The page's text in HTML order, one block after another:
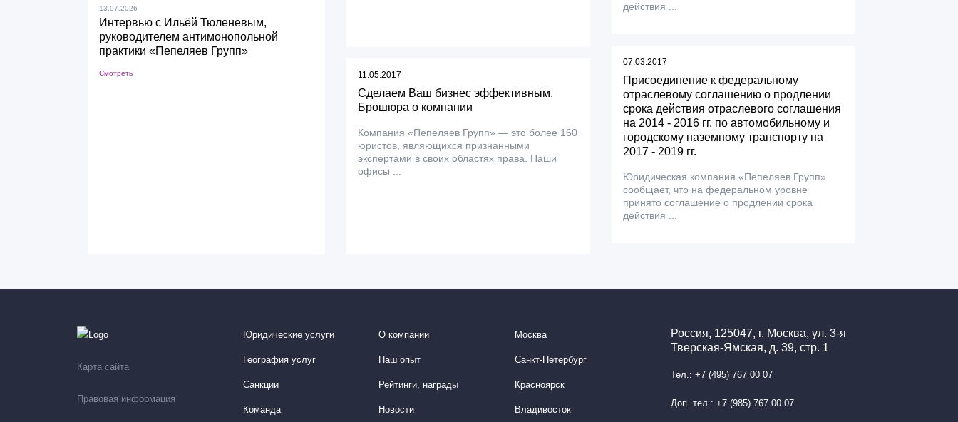
13.07.2026
Интервью с Ильёй Тюленевым,
руководителем антимонопольной
практики «Пепеляев Групп»
Смотреть 11.05.2017
Сделаем Ваш бизнес эффективным.
Брошюра о компании
Компания «Пепеляев Групп» — это более 160
юристов, являющихся признанными
экспертами в своих областях права. Наши
офисы ...
действия ...
07.03.2017
Присоединение к федеральному
отраслевому соглашению о продлении
срока действия отраслевого соглашения
на 2014 - 2016 гг. по автомобильному и
городскому наземному транспорту на
2017 - 2019 гг.
Юридическая компания «Пепеляев Групп»
сообщает, что на федеральном уровне
принято соглашение о продлении срока
действия ...
Карта сайта
Правовая информация
Юридические услуги
География услуг
Санкции
Команда
О компании
Наш опыт
Рейтинги, награды
Новости
Москва
Санкт-Петербург
Красноярск
Владивосток
Россия, 125047, г. Москва, ул. 3-я
Тверская-Ямская, д. 39, стр. 1
Тел.: +7 (495) 767 00 07
Доп. тел.: +7 (985) 767 00 07